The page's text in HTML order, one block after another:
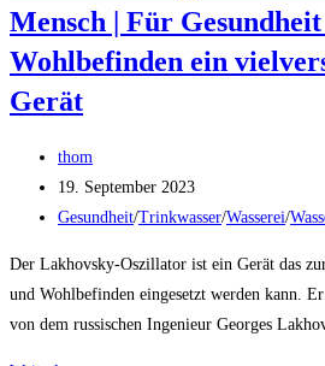
Mensch | Für
Wohlbefinden ein
Gerät
Beitrags-
Autor:
thom
Beitrag
veröffentlicht:
19. September 2023
Beitrags-
Gesundheit/Trinkwasser/Wasserei/
Der Lakhovsky-Oszillator ist ein Gerät das
und Wohlbefinden eingesetzt werden kann.
von dem russischen Ingenieur Georges